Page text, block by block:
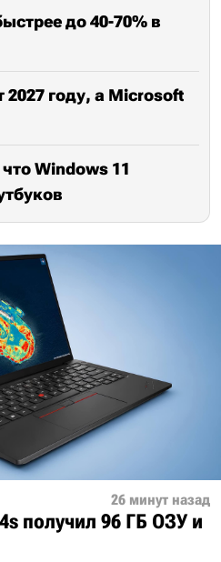
до 40-70% в
году, а Microsoft
Windows 11
26 минут назад
получил 96 ГБ ОЗУ и